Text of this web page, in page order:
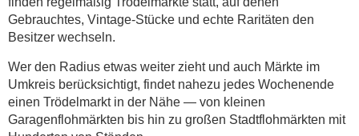
Gebrauchtes, Vintage-Stücke und echte Raritäten den
Besitzer wechseln.
Wer den Radius etwas weiter zieht und auch Märkte im
Umkreis berücksichtigt, findet nahezu jedes Wochenende
einen Trödelmarkt in der Nähe — von kleinen
Garagenflohmärkten bis hin zu großen Stadtflohmärkten mit